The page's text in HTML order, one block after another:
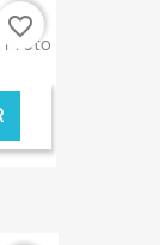
Preto
favorite_border